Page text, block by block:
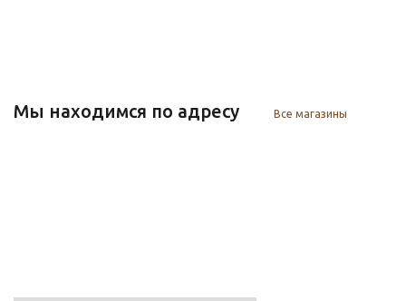
Мы находимся по адресу Все магазины